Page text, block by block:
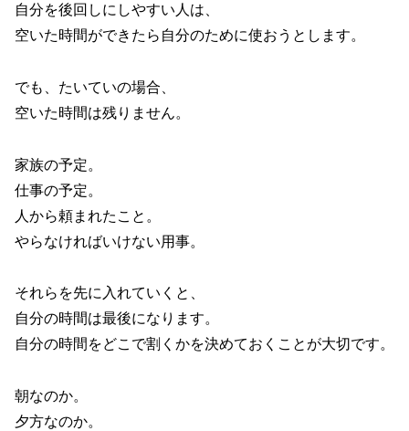
自分を後回しにしやすい人は、
空いた時間ができたら自分のために使おうとします。
でも、たいていの場合、
空いた時間は残りません。
家族の予定。
仕事の予定。
人から頼まれたこと。
やらなければいけない用事。
それらを先に入れていくと、
自分の時間は最後になります。
自分の時間をどこで割くかを決めておくことが大切です。
朝なのか。
夕方なのか。